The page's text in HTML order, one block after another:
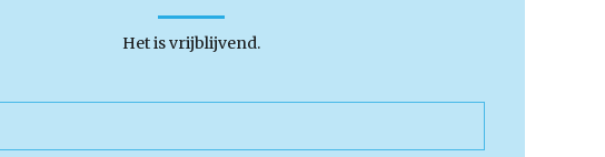
Het is vrijblijvend.